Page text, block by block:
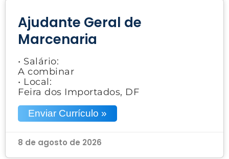
Ajudante Geral de
Marcenaria
• Salário:
A combinar
• Local:
Feira dos Importados, DF
Enviar Currículo »
8 de agosto de 2026